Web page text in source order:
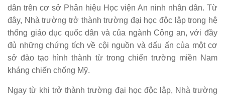
dân trên cơ sở Phân hiệu Học viện An ninh nhân dân. Từ
đây, Nhà trường trở thành trường đại học độc lập trong hệ
thống giáo dục quốc dân và của ngành Công an, với đầy
đủ những chứng tích về cội nguồn và dấu ấn của một cơ
sở đào tạo hình thành từ trong chiến trường miền Nam
kháng chiến chống Mỹ.
Ngay từ khi trở thành trường đại học độc lập, Nhà trường